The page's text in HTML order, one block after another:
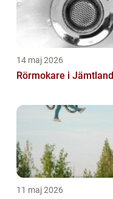
14 maj 2026
Rörmokare i Jämtland
11 maj 2026